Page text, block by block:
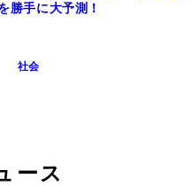
勝手に大予測！
社会
ース